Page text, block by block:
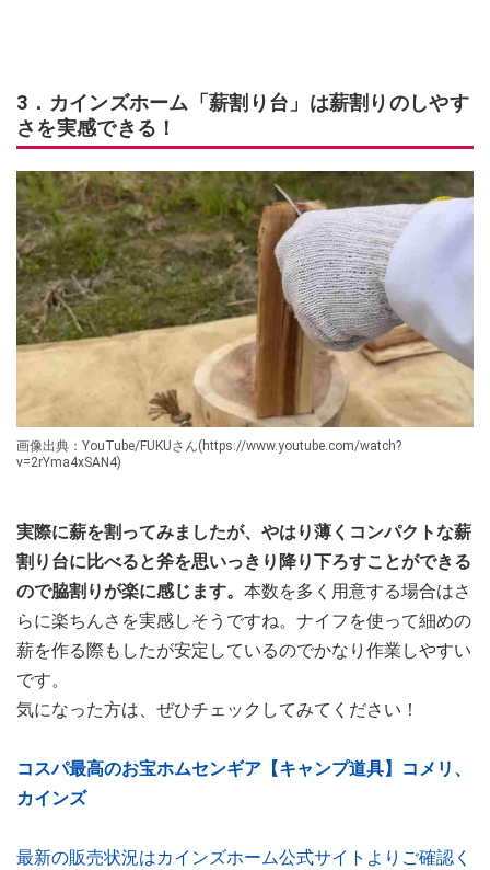
3．カインズホーム「薪割り台」は薪割りのしやす
さを実感できる！
画像出典：YouTube/FUKUさん(https://www.youtube.com/watch?
v=2rYma4xSAN4)
実際に薪を割ってみましたが、やはり薄くコンパクトな薪
割り台に比べると斧を思いっきり降り下ろすことができる
ので脇割りが楽に感じます。 本数を多く用意する場合はさ
らに楽ちんさを実感しそうですね。ナイフを使って細めの
薪を作る際もしたが安定しているのでかなり作業しやすい
です。
気になった方は、ぜひチェックしてみてください！
コスパ最高のお宝ホムセンギア【キャンプ道具】コメリ、
カインズ
最新の販売状況はカインズホーム公式サイトよりご確認く